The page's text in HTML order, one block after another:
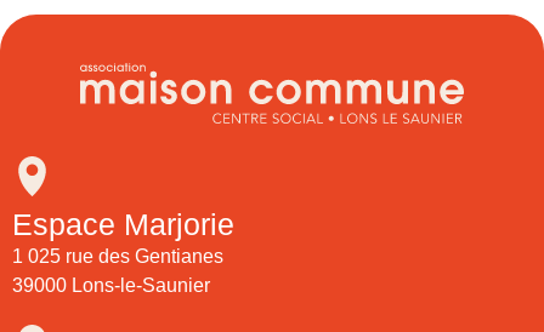
Espace Marjorie
1 025 rue des Gentianes
39000 Lons-le-Saunier